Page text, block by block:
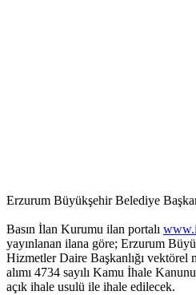
Erzurum Büyükşehir Belediye
Basın İlan Kurumu ilan portalı
yayınlanan ilana göre; Erzurum
Hizmetler Daire Başkanlığı vektörel
alımı 4734 sayılı Kamu İhale
açık ihale usulü ile ihale edilecek.